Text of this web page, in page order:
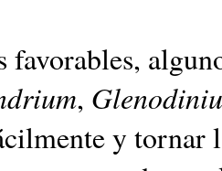
favorables,
,
y tornar